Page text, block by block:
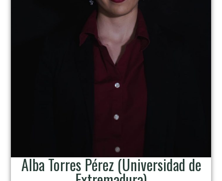
Alba Torres Pérez (Universidad de